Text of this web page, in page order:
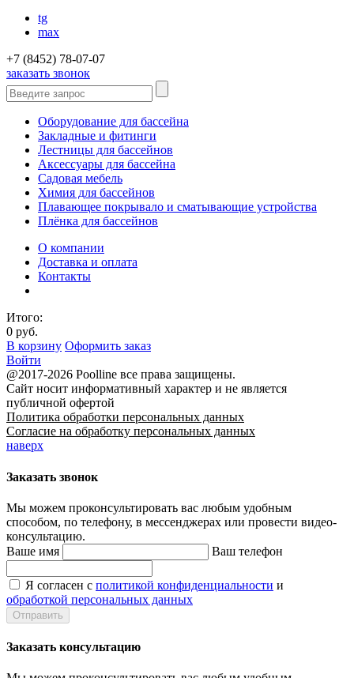
tg
max
+7 (8452) 78-07-07
заказать звонок
Оборудование для бассейна
Закладные и фитинги
Лестницы для бассейнов
Аксессуары для бассейна
Садовая мебель
Химия для бассейнов
Плавающее покрывало и сматывающие устройства
Плёнка для бассейнов
О компании
Доставка и оплата
Контакты
Итого:
0 руб.
В корзину Оформить заказ
Войти
@2017-2026 Poolline все права защищены.
Сайт носит информативный характер и не является
публичной офертой
Политика обработки персональных данных
Согласие на обработку персональных данных
наверх
Заказать звонок
Мы можем проконсультировать вас любым удобным
способом, по телефону, в мессенджерах или провести видео-
консультацию.
Ваше имя
Ваш телефон
Я согласен с политикой конфиденциальности и
обработкой персональных данных
Заказать консультацию